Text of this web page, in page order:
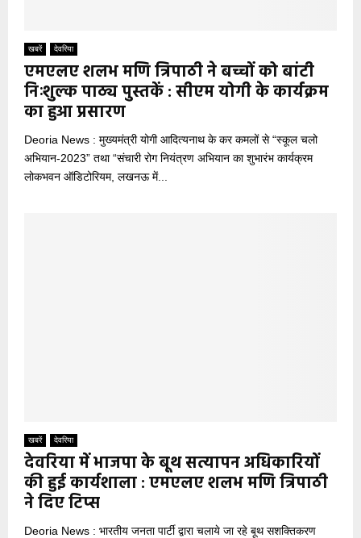
खबरें देवरिया
एमएलए शलभ मणि त्रिपाठी ने बच्चों को बांटी
निःशुल्क पाठ्य पुस्तकें : सीएम योगी के कार्यक्रम
का हुआ प्रसारण
Deoria News : मुख्यमंत्री योगी आदित्यनाथ के कर कमलों से “स्कूल चलो
अभियान-2023” तथा “संचारी रोग नियंत्रण अभियान का शुभारंभ कार्यक्रम
लोकभवन ऑडिटोरियम, लखनऊ में...
खबरें देवरिया
देवरिया में भाजपा के बूथ सत्यापन अधिकारियों
की हुई कार्यशाला : एमएलए शलभ मणि त्रिपाठी
ने दिए टिप्स
Deoria News : भारतीय जनता पार्टी द्वारा चलाये जा रहे बूथ सशक्तिकरण